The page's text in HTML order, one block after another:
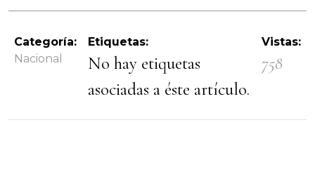
Categoría:
Nacional
Etiquetas:
No hay etiquetas
asociadas a éste artículo.
Vistas:
758